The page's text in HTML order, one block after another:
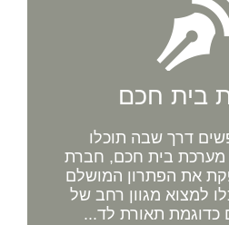
בית חכם
דרך שבה תוכלו
מערכת בית חכם, חברת
את הפתרון המושלם
למצוא מגוון רחב של
כדוגמת תאורת לד...